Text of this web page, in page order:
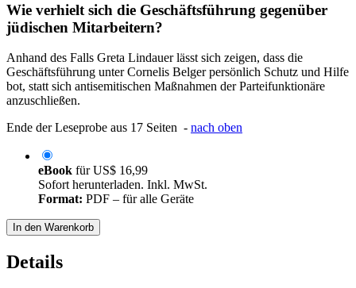
Wie verhielt sich die Geschäftsführung gegenüber
jüdischen Mitarbeitern?
Anhand des Falls Greta Lindauer lässt sich zeigen, dass die
Geschäftsführung unter Cornelis Belger persönlich Schutz und Hilfe
bot, statt sich antisemitischen Maßnahmen der Parteifunktionäre
anzuschließen.
Ende der Leseprobe aus 17 Seiten - nach oben
eBook fürUS$ 16,99
Sofort herunterladen. Inkl. MwSt.
Format: PDF – für alle Geräte
In den Warenkorb
Details